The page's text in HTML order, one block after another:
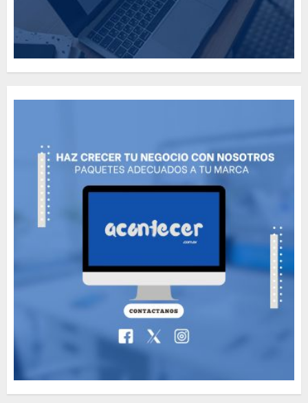
Need to Know About the
Classic Cars in a Retro
The full story of
Thailand’s extraordinary
cave rescue
Valentino Goes
Deliberately Feminine for
Fall 2018
MAYO 16, 2024
Searching for the
forgotten heroes of World